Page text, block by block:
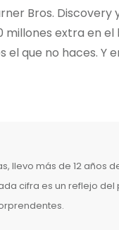
Bros. Discovery
extra en el
que no haces. Y
llevo más de 12 años
cifra es un reflejo del